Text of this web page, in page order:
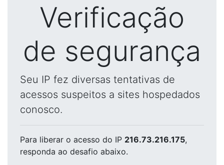
Verificação
de segurança
Seu IP fez diversas tentativas de
acessos suspeitos a sites hospedados
conosco.
Para liberar o acesso do IP 216.73.216.175,
responda ao desafio abaixo.